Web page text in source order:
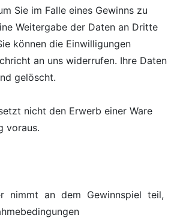
Sie im Falle eines Gewinns zu
Weitergabe der Daten an Dritte
können die Einwilligungen
an uns widerrufen. Ihre Daten
gelöscht.
nicht den Erwerb einer Ware
voraus.
nimmt an dem Gewinnspiel teil,